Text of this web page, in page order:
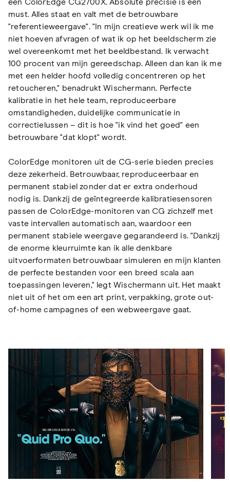
een ColorEdge CG2700X. Absolute precisie is een
must. Alles staat en valt met de betrouwbare
"referentieweergave". "In mijn creatieve werk wil ik me
niet hoeven afvragen of wat ik op het beeldscherm zie
wel overeenkomt met het beeldbestand. Ik verwacht
100 procent van mijn gereedschap. Alleen dan kan ik me
met een helder hoofd volledig concentreren op het
retoucheren," benadrukt Wischermann. Perfecte
kalibratie in het hele team, reproduceerbare
omstandigheden, duidelijke communicatie in
correctielussen – dit is hoe "ik vind het goed" een
betrouwbare "dat klopt" wordt.
ColorEdge monitoren uit de CG-serie bieden precies
deze zekerheid. Betrouwbaar, reproduceerbaar en
permanent stabiel zonder dat er extra onderhoud
nodig is. Dankzij de geïntegreerde kalibratiesensoren
passen de ColorEdge-monitoren van CG zichzelf met
vaste intervallen automatisch aan, waardoor een
permanent stabiele weergave gegarandeerd is. "Dankzij
de enorme kleurruimte kan ik alle denkbare
uitvoerformaten betrouwbaar simuleren en mijn klanten
de perfecte bestanden voor een breed scala aan
toepassingen leveren," legt Wischermann uit. Het maakt
niet uit of het om een art print, verpakking, grote out-
of-home campagnes of een webweergave gaat.